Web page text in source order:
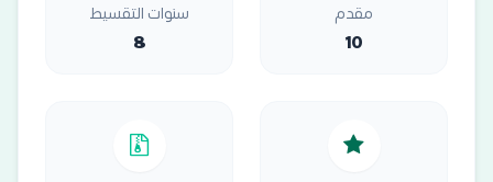
مقدم
10
سنوات التقسيط
8